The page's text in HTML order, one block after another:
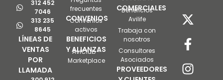
312 452
7046
313 235
8645
LÍNEAS DE
VENTAS
POR
LLAMADA
frecuentes
CONVENIOS
Convenios
activos
BENEFICIOS
Y ALIANZAS
AviClub -
Marketplace
COMERCIALES
Beneficios
Avilife
Trabaja con
nosotros
Consultores
Asociados
PROVEEDORES